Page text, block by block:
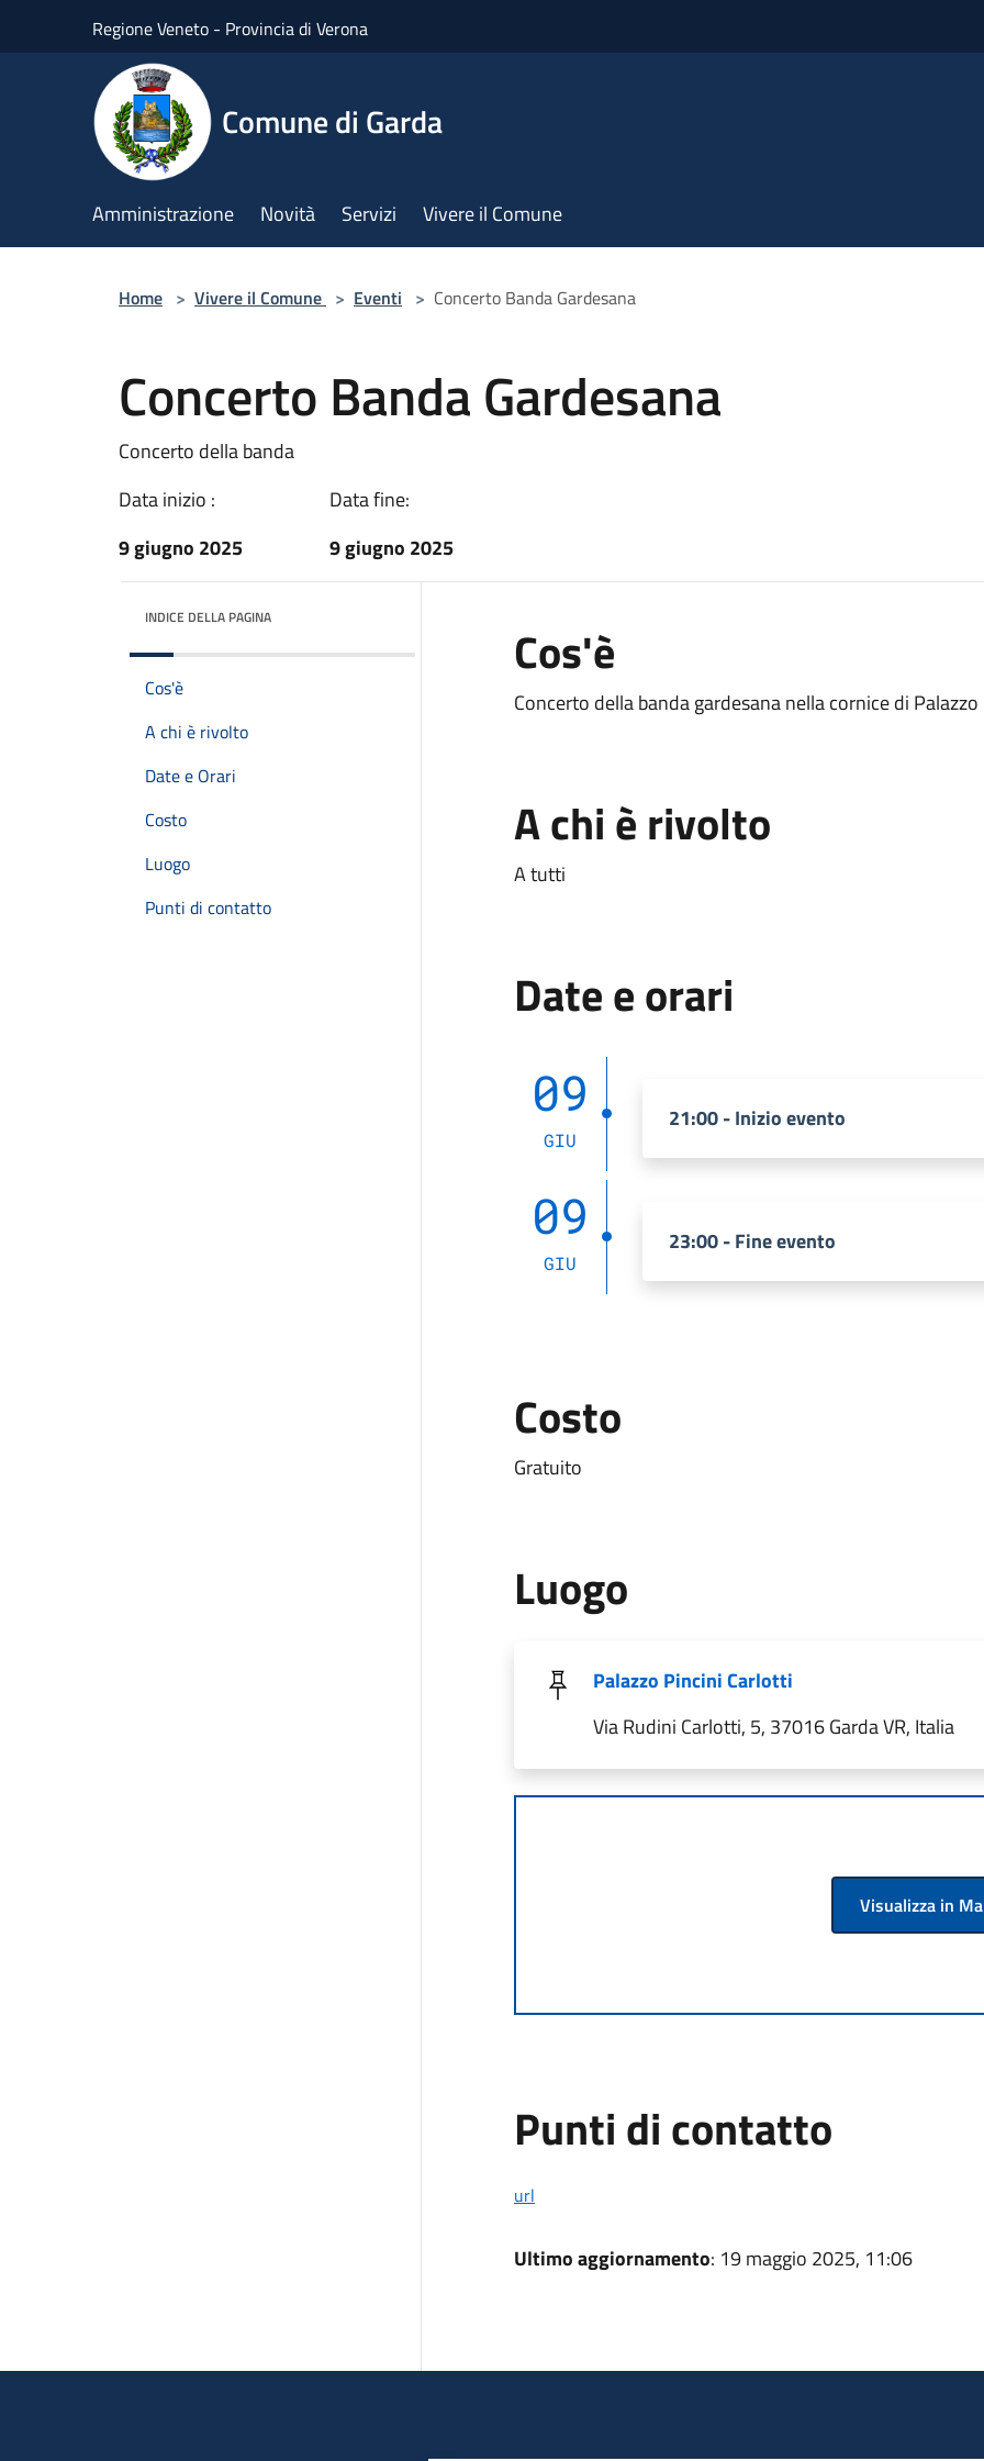
Regione Veneto - Provincia di Verona
Comune di Garda
Amministrazione Novità Servizi Vivere il Comune
Home > Vivere il Comune > Eventi > Concerto Banda Gardesana
Concerto Banda Gardesana
Concerto della banda
Data inizio :
9 giugno 2025
Data fine:
9 giugno 2025
INDICE DELLA PAGINA
Cos'è
A chi è rivolto
Date e Orari
Costo
Luogo
Punti di contatto
Cos'è
Concerto della banda gardesana nella cornice di
A chi è rivolto
A tutti
Date e orari
09
GIU
21:00 - Inizio evento
09
GIU
23:00 - Fine evento
Costo
Gratuito
Luogo
Palazzo Pincini Carlotti
Via Rudini Carlotti, 5, 37016 Garda VR, Italia
Visualizza in
Punti di contatto
url
Ultimo aggiornamento: 19 maggio 2025, 11:06